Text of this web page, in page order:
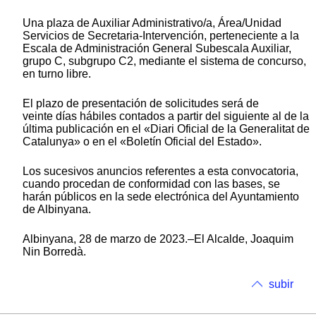
Una plaza de Auxiliar Administrativo/a, Área/Unidad
Servicios de Secretaria-Intervención, perteneciente a la
Escala de Administración General Subescala Auxiliar,
grupo C, subgrupo C2, mediante el sistema de concurso,
en turno libre.
El plazo de presentación de solicitudes será de
veinte días hábiles contados a partir del siguiente al de la
última publicación en el «Diari Oficial de la Generalitat de
Catalunya» o en el «Boletín Oficial del Estado».
Los sucesivos anuncios referentes a esta convocatoria,
cuando procedan de conformidad con las bases, se
harán públicos en la sede electrónica del Ayuntamiento
de Albinyana.
Albinyana, 28 de marzo de 2023.–El Alcalde, Joaquim
Nin Borredà.
subir